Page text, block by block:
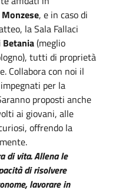
, e in caso di
la Sala Fallaci
Betania(meglio
tutti di proprietà
Collabora con noi il
per la
proposti anche
ai giovani, alle
offrendo la
di vita. Allena le
di risolvere
lavorare in